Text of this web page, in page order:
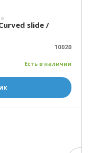
slide /
10020
Есть в наличии